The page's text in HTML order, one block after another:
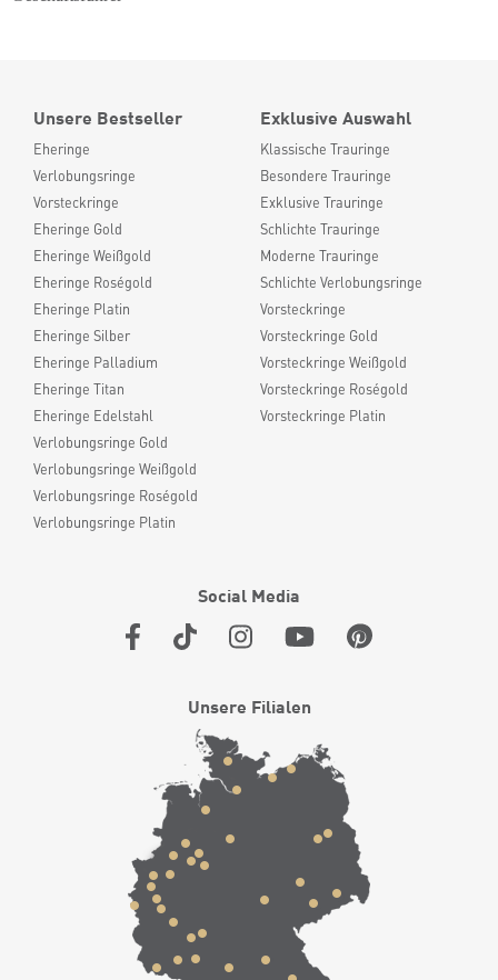
Unsere Bestseller
Eheringe
Verlobungsringe
Vorsteckringe
Eheringe Gold
Eheringe Weißgold
Eheringe Roségold
Eheringe Platin
Eheringe Silber
Eheringe Palladium
Eheringe Titan
Eheringe Edelstahl
Verlobungsringe Gold
Verlobungsringe Weißgold
Verlobungsringe Roségold
Verlobungsringe Platin
Exklusive Auswahl
Klassische Trauringe
Besondere Trauringe
Exklusive Trauringe
Schlichte Trauringe
Moderne Trauringe
Schlichte Verlobungsringe
Vorsteckringe
Vorsteckringe Gold
Vorsteckringe Weißgold
Vorsteckringe Roségold
Vorsteckringe Platin
Social Media
Unsere Filialen